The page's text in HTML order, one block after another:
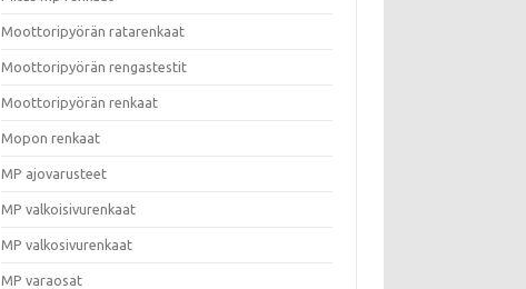
Moottoripyörän ratarenkaat
Moottoripyörän rengastestit
Moottoripyörän renkaat
Mopon renkaat
MP ajovarusteet
MP valkoisivurenkaat
MP valkosivurenkaat
MP varaosat